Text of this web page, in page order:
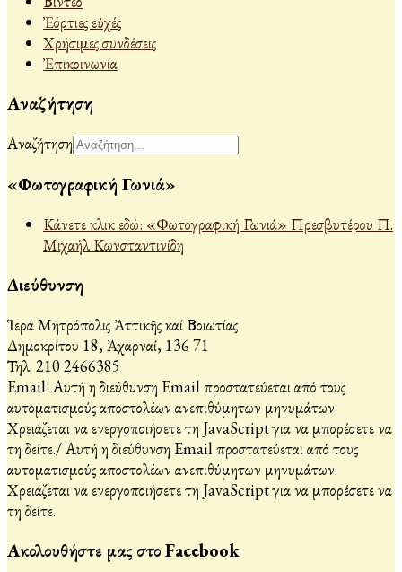
Ἐόρτιες εὐχές
Χρήσιμες συνδέσεις
Ἐπικοινωνία
Αναζήτηση
Αναζήτηση
«Φωτογραφική Γωνιά»
Κάνετε κλικ εδώ: «Φωτογραφική Γωνιά» Πρεσβυτέρου Π.
Μιχαήλ Κωνσταντινίδη
Διεύθυνση
Ἱερά Μητρόπολις Ἀττικῆς καί Βοιωτίας
Δημοκρίτου 18, Ἀχαρναί, 136 71
Τηλ. 210 2466385
Email: Αυτή η διεύθυνση Email προστατεύεται από τους
αυτοματισμούς αποστολέων ανεπιθύμητων μηνυμάτων.
Χρειάζεται να ενεργοποιήσετε τη JavaScript για να μπορέσετε να
τη δείτε./Αυτή η διεύθυνση Email προστατεύεται από τους
αυτοματισμούς αποστολέων ανεπιθύμητων μηνυμάτων.
Χρειάζεται να ενεργοποιήσετε τη JavaScript για να μπορέσετε να
τη δείτε.
Ακολουθήστε μας στο Facebook